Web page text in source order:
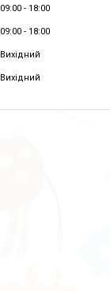
09:00 18:00
09:00 18:00
Вихідний
Вихідний